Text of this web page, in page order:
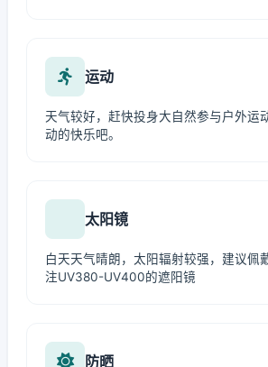
运动
天气较好，赶快投身大自然参与户外运
动的快乐吧。
太阳镜
白天天气晴朗，太阳辐射较强，建议佩
注UV380-UV400的遮阳镜
防晒